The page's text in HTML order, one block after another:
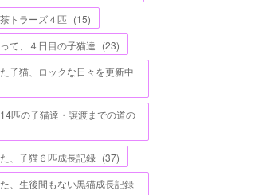
トラーズ４匹 (15)
て、４日目の子猫達 (23)
子猫、ロックな日々を更新中
匹の子猫達・譲渡までの道の
、子猫６匹成長記録 (37)
、生後間もない黒猫成長記録